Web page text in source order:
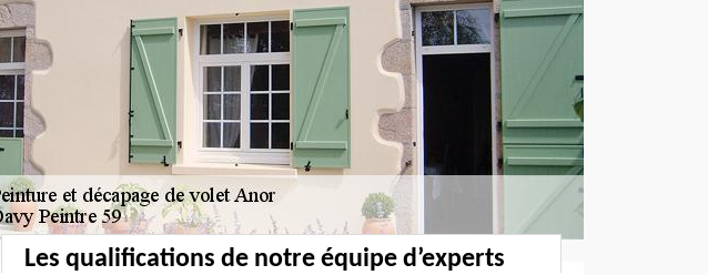
Les qualifications de notre équipe d’experts